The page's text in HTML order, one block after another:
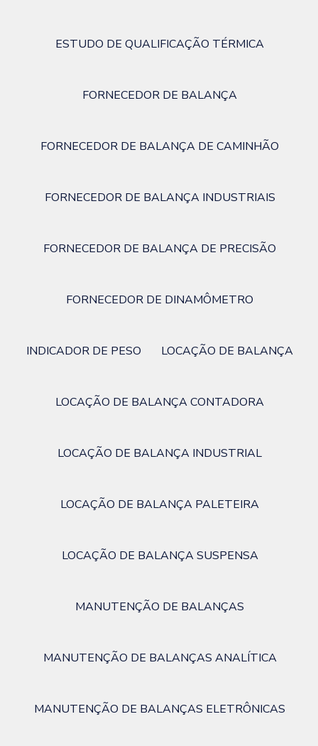
ESTUDO DE QUALIFICAÇÃO TÉRMICA
FORNECEDOR DE BALANÇA
FORNECEDOR DE BALANÇA DE CAMINHÃO
FORNECEDOR DE BALANÇA INDUSTRIAIS
FORNECEDOR DE BALANÇA DE PRECISÃO
FORNECEDOR DE DINAMÔMETRO
INDICADOR DE PESO LOCAÇÃO DE BALANÇA
LOCAÇÃO DE BALANÇA CONTADORA
LOCAÇÃO DE BALANÇA INDUSTRIAL
LOCAÇÃO DE BALANÇA PALETEIRA
LOCAÇÃO DE BALANÇA SUSPENSA
MANUTENÇÃO DE BALANÇAS
MANUTENÇÃO DE BALANÇAS ANALÍTICA
MANUTENÇÃO DE BALANÇAS ELETRÔNICAS